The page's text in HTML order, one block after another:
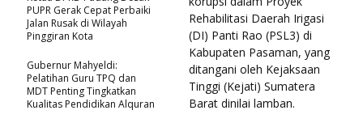
Rehabilitasi Daerah Irigasi
(DI) Panti Rao (PSL3) di
Kabupaten Pasaman, yang
ditangani oleh Kejaksaan
Tinggi (Kejati) Sumatera
Barat dinilai lamban.
PUPR Gerak Cepat Perbaiki
Jalan Rusak di Wilayah
Pinggiran Kota
Gubernur Mahyeldi:
Pelatihan Guru TPQ dan
MDT Penting Tingkatkan
Kualitas Pendidikan Alquran